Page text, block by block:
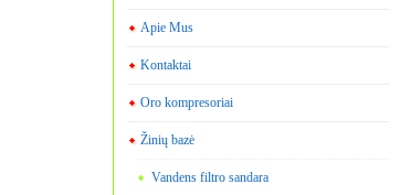
Apie Mus
Kontaktai
Oro kompresoriai
Žinių bazė
Vandens filtro sandara